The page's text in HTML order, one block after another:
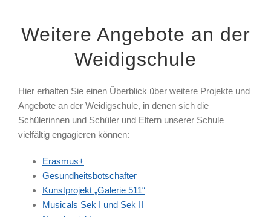
Weitere Angebote an der
Weidigschule
Hier erhalten Sie einen Überblick über weitere Projekte und
Angebote an der Weidigschule, in denen sich die
Schülerinnen und Schüler und Eltern unserer Schule
vielfältig engagieren können:
Erasmus+
Gesundheitsbotschafter
Kunstprojekt „Galerie 511“
Musicals Sek I und Sek II